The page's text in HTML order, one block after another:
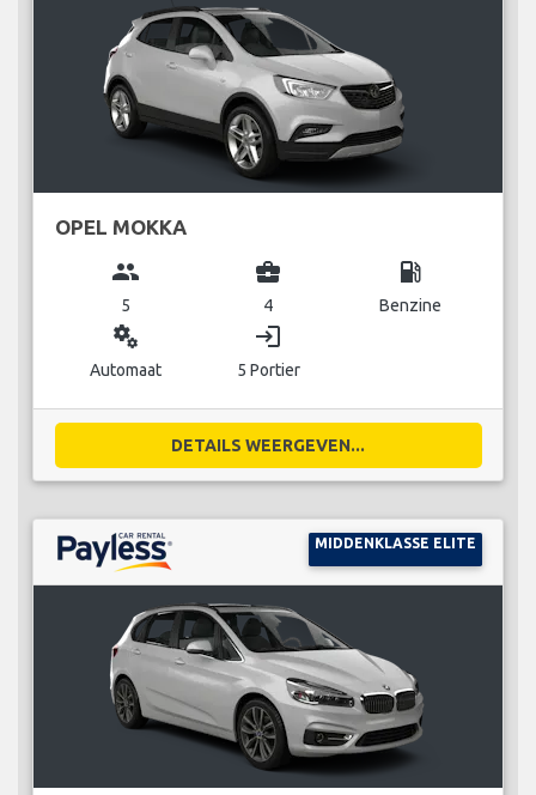
OPEL MOKKA
group
5
business_center
4
local_gas_station
Benzine
miscellaneous_services
Automaat
login
5 Portier
DETAILS WEERGEVEN...
MIDDENKLASSE ELITE